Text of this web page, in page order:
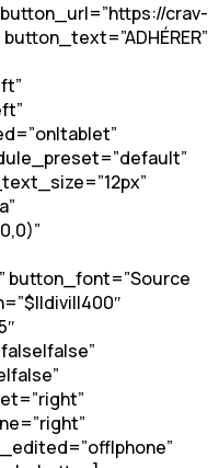
crav-
button_font=”Source